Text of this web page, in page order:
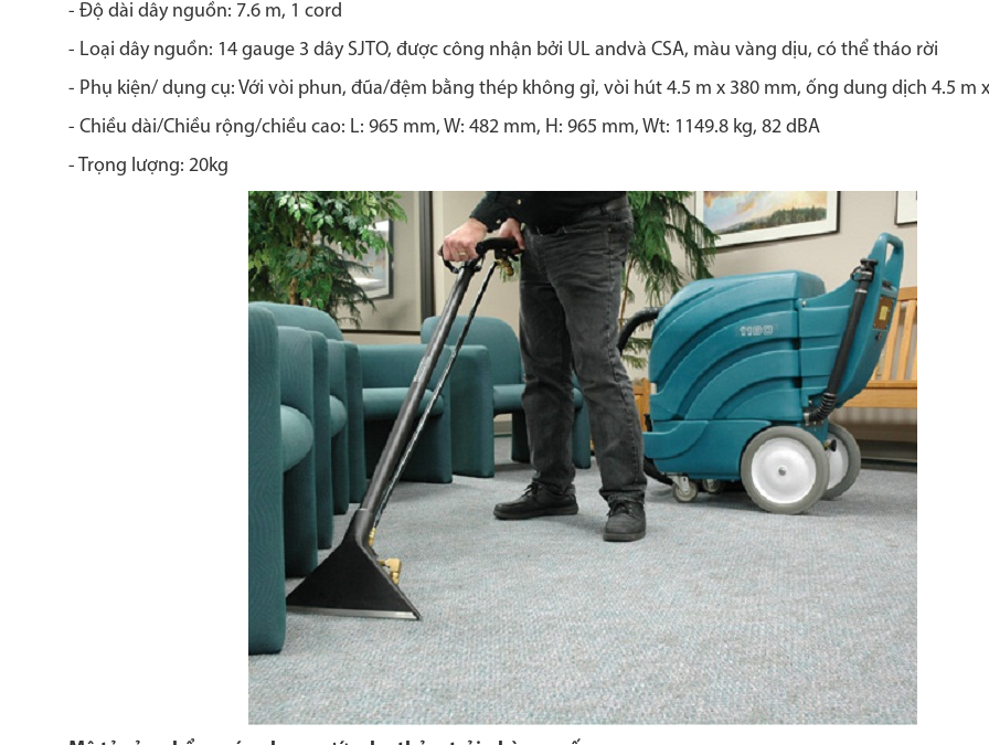
- Độ dài dây nguồn: 7.6 m, 1 cord
- Loại dây nguồn: 14 gauge 3 dây SJTO, được công nhận bởi UL andvà CSA, màu vàng dịu, có thể tháo rời
- Phụ kiện/ dụng cụ: Với vòi phun, đũa/đệm bằng thép không gỉ, vòi hút 4.5 m x 380 mm, ống dung dịch 4.5 m
- Chiều dài/Chiều rộng/chiều cao: L: 965 mm, W: 482 mm, H: 965 mm, Wt: 1149.8 kg, 82 dBA
- Trọng lượng: 20kg